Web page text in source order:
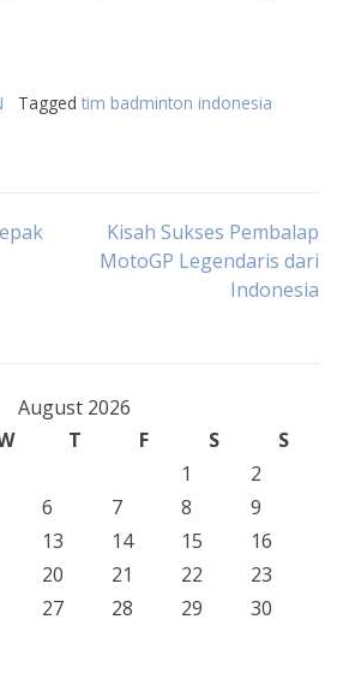
Tagged tim badminton indonesia
Kisah Sukses Pembalap
MotoGP Legendaris dari
Indonesia
August 2026
T F S
S
1
2
6 7 8
9
13 14 15
16
20 21 22
23
27 28 29
30